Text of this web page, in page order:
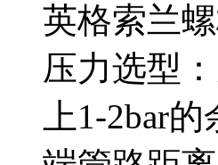
英格索兰
压力选型
上1-2bar